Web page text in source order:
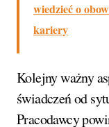
wiedzieć o
kariery
Kolejny ważny
świadczeń od
Pracodawcy